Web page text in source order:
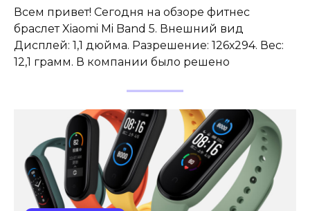
Всем привет! Сегодня на обзоре фитнес
браслет Xiaomi Mi Band 5. Внешний вид
Дисплей: 1,1 дюйма. Разрешение: 126х294. Вес:
12,1 грамм. В компании было решено